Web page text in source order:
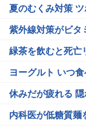
夏のむくみ対策
紫外線対策がビタ
緑茶を飲むと死亡
ヨーグルト いつ
休みだが疲れる
内科医が低糖質麺